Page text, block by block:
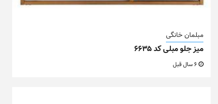
مبلمان خانگی
میز جلو مبلی کد ۶۶۳۵